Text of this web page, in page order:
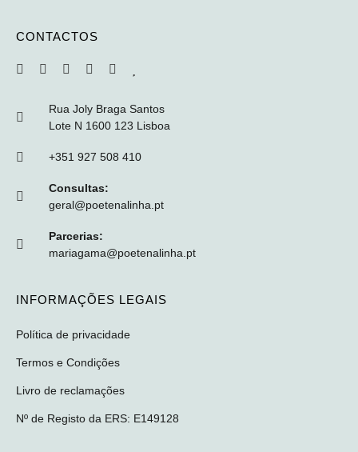
CONTACTOS
Rua Joly Braga Santos
Lote N 1600 123 Lisboa
+351 927 508 410
Consultas:
geral@poetenalinha.pt
Parcerias:
mariagama@poetenalinha.pt
INFORMAÇÕES LEGAIS
Política de privacidade
Termos e Condições
Livro de reclamações
Nº de Registo da ERS: E149128